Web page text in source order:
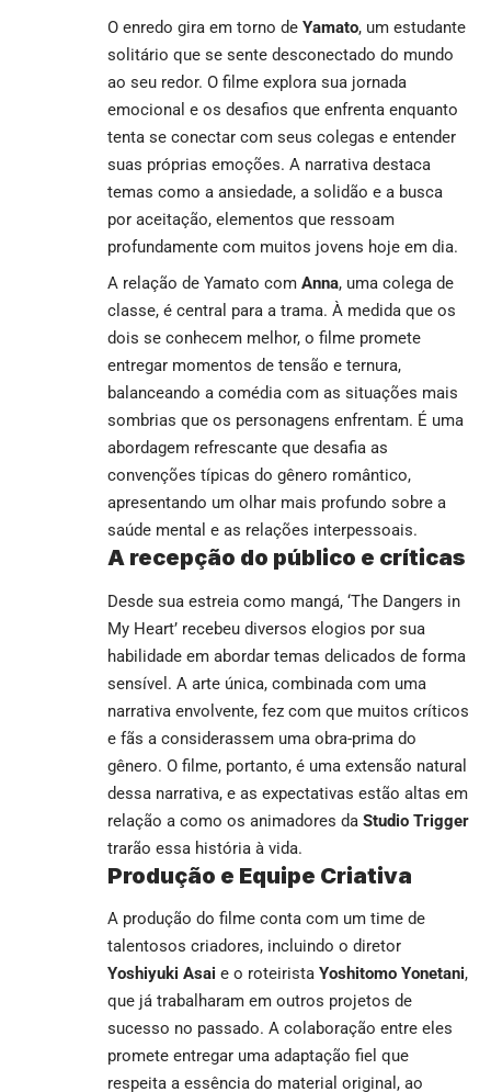
O enredo gira em torno de Yamato, um estudante
solitário que se sente desconectado do mundo
ao seu redor. O filme explora sua jornada
emocional e os desafios que enfrenta enquanto
tenta se conectar com seus colegas e entender
suas próprias emoções. A narrativa destaca
temas como a ansiedade, a solidão e a busca
por aceitação, elementos que ressoam
profundamente com muitos jovens hoje em dia.
A relação de Yamato com Anna, uma colega de
classe, é central para a trama. À medida que os
dois se conhecem melhor, o filme promete
entregar momentos de tensão e ternura,
balanceando a comédia com as situações mais
sombrias que os personagens enfrentam. É uma
abordagem refrescante que desafia as
convenções típicas do gênero romântico,
apresentando um olhar mais profundo sobre a
saúde mental e as relações interpessoais.
A recepção do público e críticas
Desde sua estreia como mangá, ‘The Dangers in
My Heart’ recebeu diversos elogios por sua
habilidade em abordar temas delicados de forma
sensível. A arte única, combinada com uma
narrativa envolvente, fez com que muitos críticos
e fãs a considerassem uma obra-prima do
gênero. O filme, portanto, é uma extensão natural
dessa narrativa, e as expectativas estão altas em
relação a como os animadores da Studio Trigger
trarão essa história à vida.
Produção e Equipe Criativa
A produção do filme conta com um time de
talentosos criadores, incluindo o diretor
Yoshiyuki Asai e o roteirista Yoshitomo Yonetani,
que já trabalharam em outros projetos de
sucesso no passado. A colaboração entre eles
promete entregar uma adaptação fiel que
respeita a essência do material original, ao